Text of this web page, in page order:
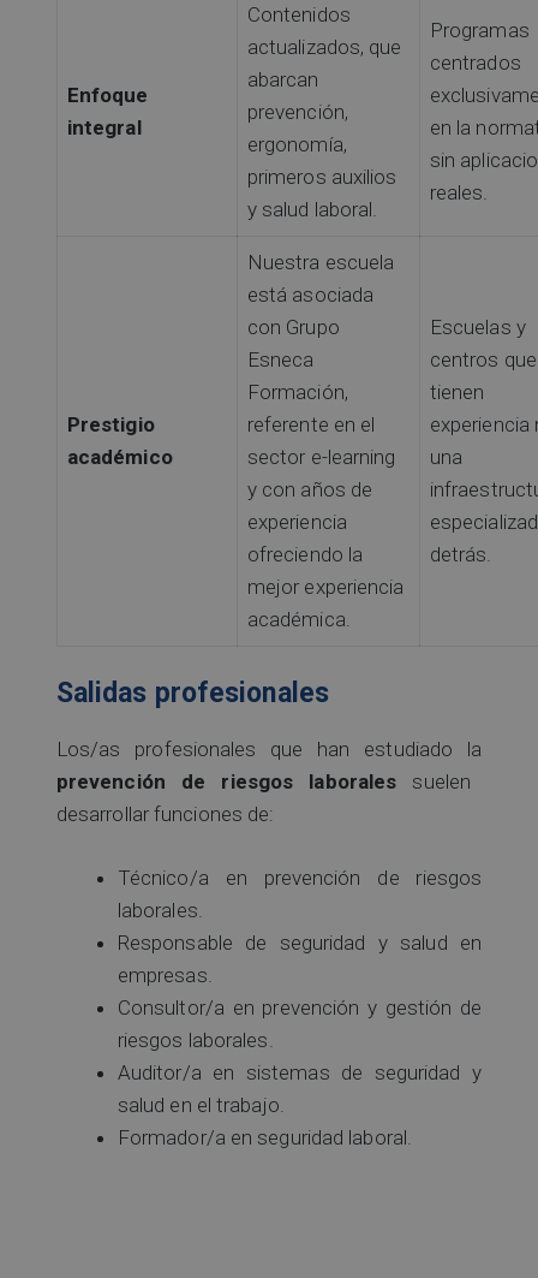
Enfoque
integral
Contenidos
actualizados, que
abarcan
prevención,
ergonomía,
primeros auxilios
y salud laboral.
Programas
centrados
en la
sin
reales.
Prestigio
académico
Nuestra escuela
está asociada
con Grupo
Esneca
Formación,
referente en el
sector e-learning
y con años de
experiencia
ofreciendo la
mejor experiencia
académica.
Escuelas y
centros
tienen
experiencia
una
detrás.
Salidas profesionales
Los/as profesionales que han estudiado la
prevención de riesgos laborales suelen
desarrollar funciones de:
Técnico/a en prevención de riesgos
laborales.
Responsable de seguridad y salud en
empresas.
Consultor/a en prevención y gestión de
riesgos laborales.
Auditor/a en sistemas de seguridad y
salud en el trabajo.
Formador/a en seguridad laboral.